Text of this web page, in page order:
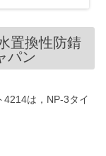
置換性防錆
パン
4214は，NP-3タイ